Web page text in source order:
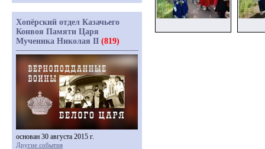
Хопёрский отдел Казачьего
Конвоя Памяти Царя
Мученика Николая II (819)
основан 30 августа 2015 г.
Другие события